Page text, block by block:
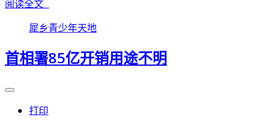
阅读全文...
犀乡青少年天地
首相署85亿开销用途不明
打印